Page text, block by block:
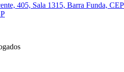
405, Sala 1315, Barra Funda, CEP